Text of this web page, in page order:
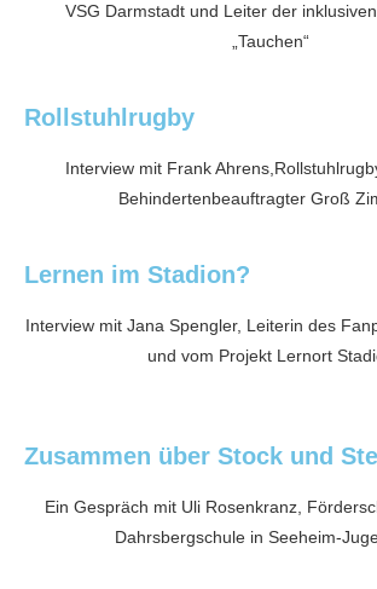
VSG Darmstadt und Leiter der
„Tauchen“
Rollstuhlrugby
Interview mit Frank
Behindertenbeauftragter Groß
Lernen im Stadion?
Interview mit Jana Spengler, Leiterin des
und vom Projekt Lernort
Zusammen über Stock und
Ein Gespräch mit Uli Rosenkranz,
Dahrsbergschule in Seeheim-